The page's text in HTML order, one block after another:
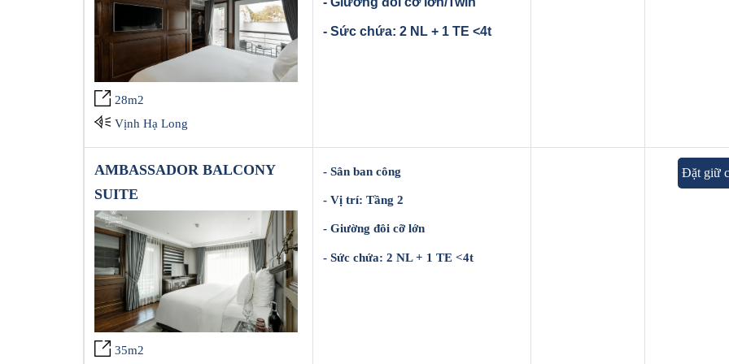
28m2
Vịnh Hạ Long
- Sức chứa: 2 NL + 1 TE <4t
AMBASSADOR BALCONY
SUITE
35m2
- Sân ban công
- Vị trí: Tầng 2
- Giường đôi cỡ lớn
- Sức chứa: 2 NL + 1 TE <4t
Đặt giữ